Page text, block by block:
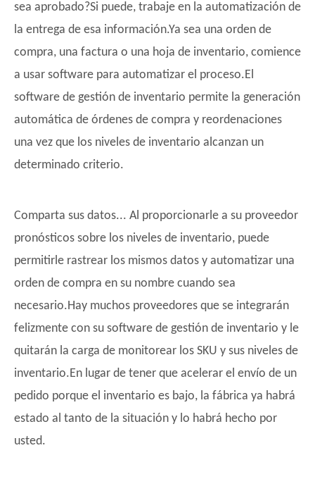
sea aprobado?Si puede, trabaje en la automatización de
la entrega de esa información.Ya sea una orden de
compra, una factura o una hoja de inventario, comience
a usar software para automatizar el proceso.El
software de gestión de inventario permite la generación
automática de órdenes de compra y reordenaciones
una vez que los niveles de inventario alcanzan un
determinado criterio.
Comparta sus datos... Al proporcionarle a su proveedor
pronósticos sobre los niveles de inventario, puede
permitirle rastrear los mismos datos y automatizar una
orden de compra en su nombre cuando sea
necesario.Hay muchos proveedores que se integrarán
felizmente con su software de gestión de inventario y le
quitarán la carga de monitorear los SKU y sus niveles de
inventario.En lugar de tener que acelerar el envío de un
pedido porque el inventario es bajo, la fábrica ya habrá
estado al tanto de la situación y lo habrá hecho por
usted.